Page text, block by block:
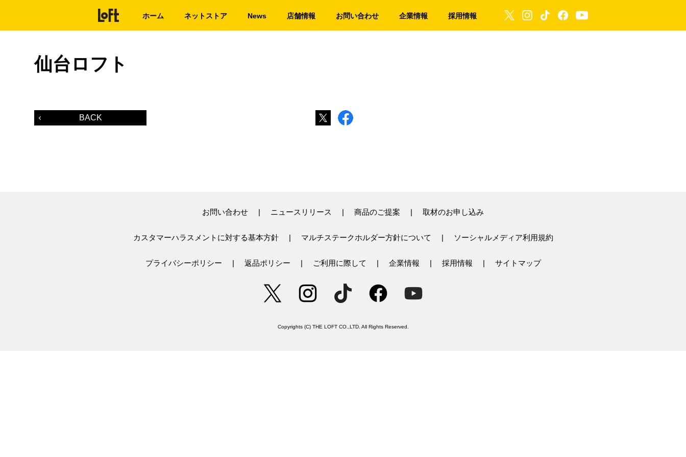
ホーム ネットストア News 店舗情報 お問い合わせ 企業情報 採用情報
仙台ロフト
BACK
お問い合わせ ニュースリリース 商品のご提案 取材のお申し込み
カスタマーハラスメントに対する基本方針 マルチステークホルダー方針について ソーシャルメディア利用規約
プライバシーポリシー 返品ポリシー ご利用に際して 企業情報 採用情報 サイトマップ
Copyrights (C) THE LOFT CO.,LTD. All Rights Reserved.